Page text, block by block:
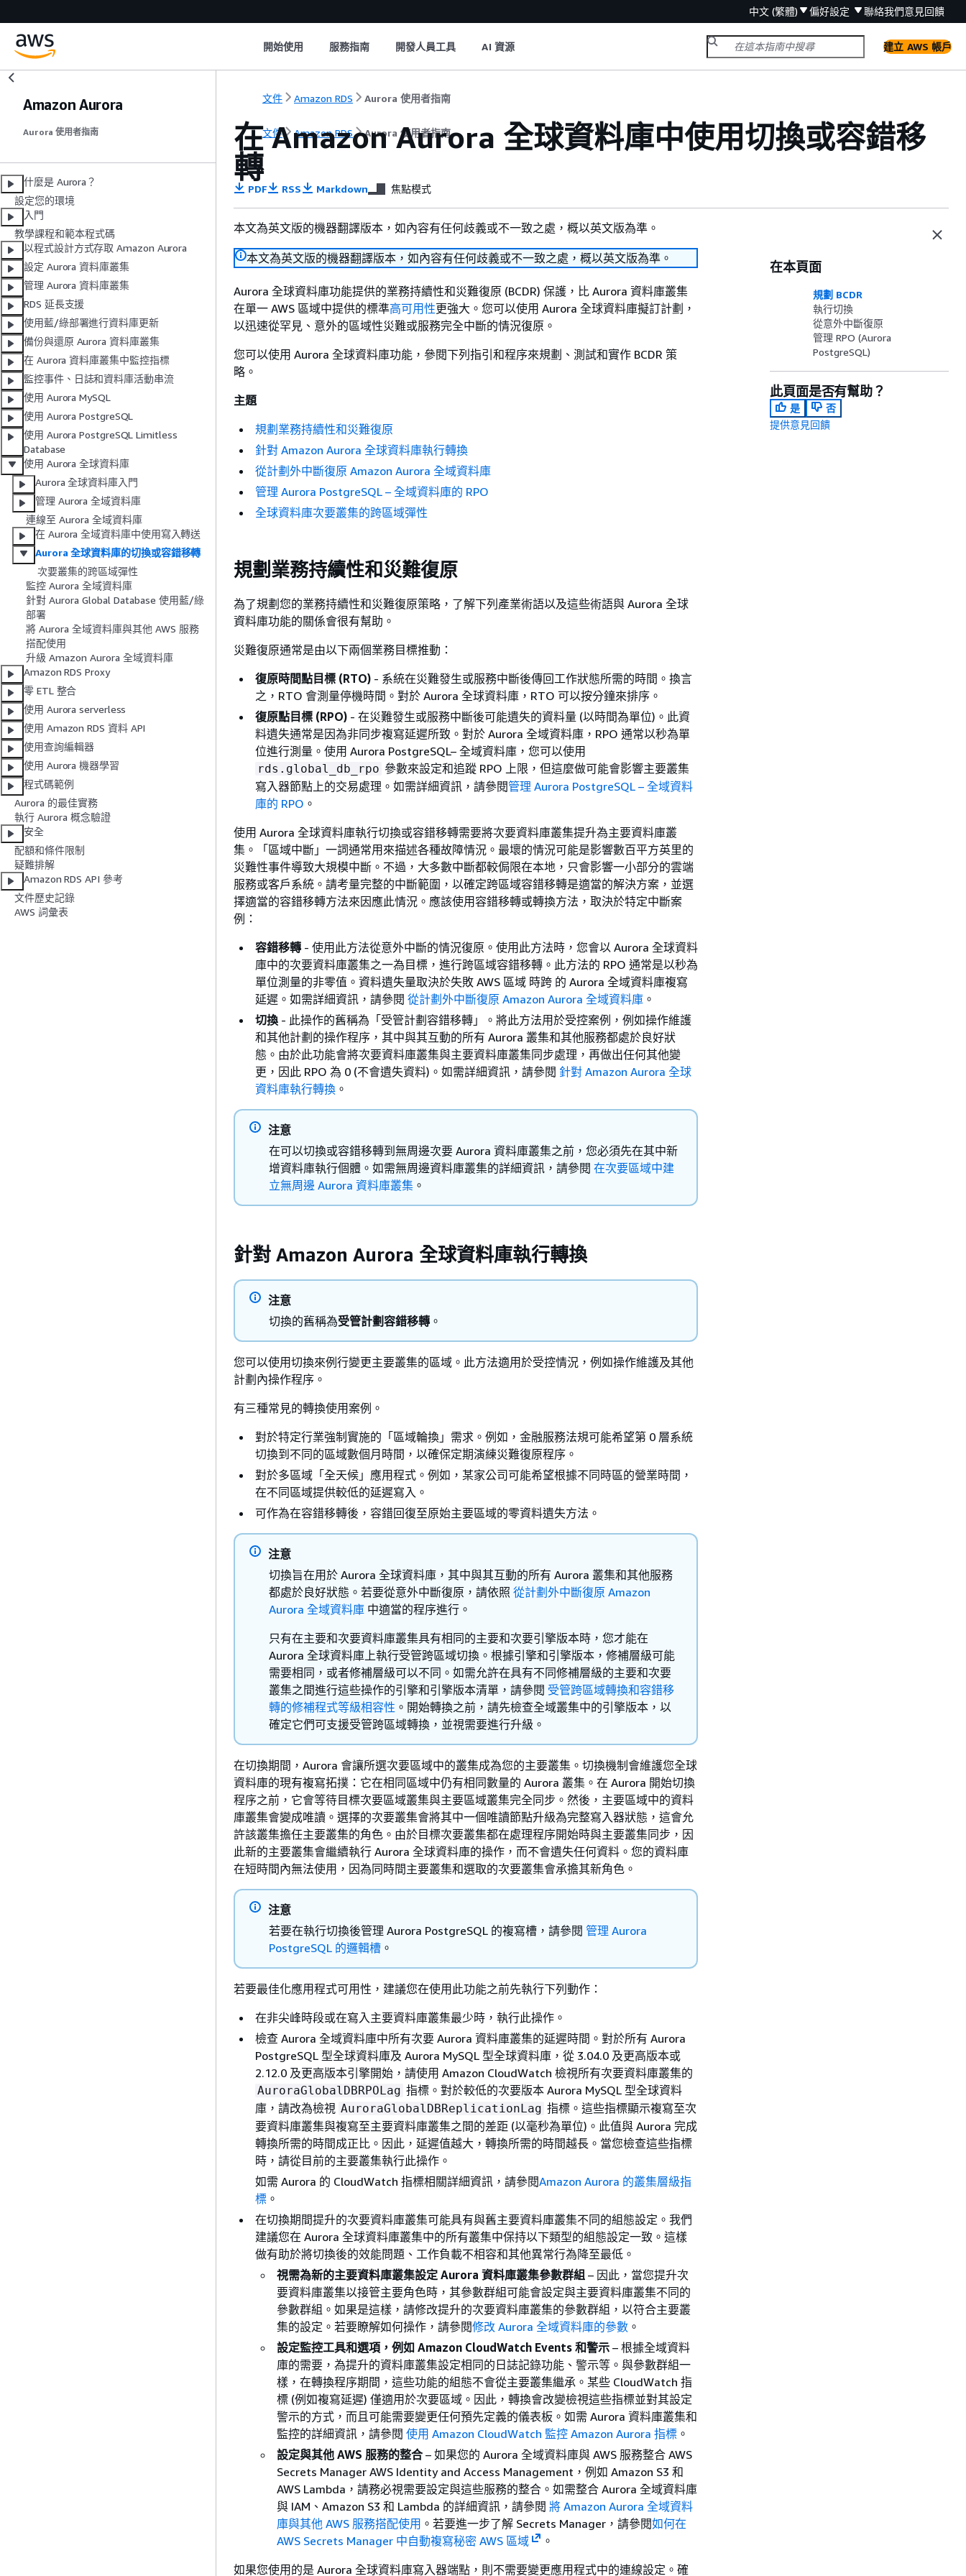
中文 (繁體) 偏好設定 聯絡我們意見回饋
開始使用 服務指南 開發人員工具 AI 資源 建立 AWS 帳戶
Amazon Aurora
Aurora 使用者指南
什麼是 Aurora？
設定您的環境
入門
教學課程和範本程式碼
以程式設計方式存取 Amazon Aurora
設定 Aurora 資料庫叢集
管理 Aurora 資料庫叢集
RDS 延長支援
使用藍/綠部署進行資料庫更新
備份與還原 Aurora 資料庫叢集
在 Aurora 資料庫叢集中監控指標
監控事件、日誌和資料庫活動串流
使用 Aurora MySQL
使用 Aurora PostgreSQL
使用 Aurora PostgreSQL Limitless
Database
使用 Aurora 全球資料庫
Aurora 全球資料庫入門
管理 Aurora 全域資料庫
連線至 Aurora 全域資料庫
在 Aurora 全域資料庫中使用寫入轉送
Aurora 全球資料庫的切換或容錯移轉
次要叢集的跨區域彈性
監控 Aurora 全域資料庫
針對 Aurora Global Database 使用藍/綠
部署
將 Aurora 全域資料庫與其他 AWS 服務
搭配使用
升級 Amazon Aurora 全域資料庫
Amazon RDS Proxy
零 ETL 整合
使用 Aurora serverless
使用 Amazon RDS 資料 API
使用查詢編輯器
使用 Aurora 機器學習
程式碼範例
Aurora 的最佳實務
執行 Aurora 概念驗證
安全
配額和條件限制
疑難排解
Amazon RDS API 參考
文件歷史記錄
AWS 詞彙表
文件 Amazon RDS Aurora 使用者指南
文件 Amazon RDS Aurora 使用者指南
在 Amazon Aurora 全球資料庫中使用切換或容錯移
轉
PDF RSS Markdown 焦點模式
本文為英文版的機器翻譯版本，如內容有任何歧義或不一致之處，概以英文版為準。
本文為英文版的機器翻譯版本，如內容有任何歧義或不一致之處，概以英文版為準。
Aurora 全球資料庫功能提供的業務持續性和災難復原 (BCDR) 保護，比 Aurora 資料庫叢集
在單一 AWS 區域中提供的標準高可用性更強大。您可以使用 Aurora 全球資料庫擬訂計劃，
以迅速從罕見、意外的區域性災難或服務完全中斷的情況復原。
您可以使用 Aurora 全球資料庫功能，參閱下列指引和程序來規劃、測試和實作 BCDR 策
略。
主題
規劃業務持續性和災難復原
針對 Amazon Aurora 全球資料庫執行轉換
從計劃外中斷復原 Amazon Aurora 全域資料庫
管理 Aurora PostgreSQL – 全域資料庫的 RPO
全球資料庫次要叢集的跨區域彈性
規劃業務持續性和災難復原
為了規劃您的業務持續性和災難復原策略，了解下列產業術語以及這些術語與 Aurora 全球
資料庫功能的關係會很有幫助。
災難復原通常是由以下兩個業務目標推動：
復原時間點目標 (RTO) - 系統在災難發生或服務中斷後傳回工作狀態所需的時間。換言
之，RTO 會測量停機時間。對於 Aurora 全球資料庫，RTO 可以按分鐘來排序。
復原點目標 (RPO) - 在災難發生或服務中斷後可能遺失的資料量 (以時間為單位)。此資
料遺失通常是因為非同步複寫延遲所致。對於 Aurora 全域資料庫，RPO 通常以秒為單
位進行測量。使用 Aurora PostgreSQL– 全域資料庫，您可以使用
rds.global_db_rpo 參數來設定和追蹤 RPO 上限，但這麼做可能會影響主要叢集
寫入器節點上的交易處理。如需詳細資訊，請參閱管理 Aurora PostgreSQL – 全域資料
庫的 RPO 。
使用 Aurora 全球資料庫執行切換或容錯移轉需要將次要資料庫叢集提升為主要資料庫叢
集。「區域中斷」一詞通常用來描述各種故障情況。最壞的情況可能是影響數百平方英里的
災難性事件導致大規模中斷。不過，大多數中斷都較侷限在本地，只會影響一小部分的雲端
服務或客戶系統。請考量完整的中斷範圍，以確定跨區域容錯移轉是適當的解決方案，並選
擇適當的容錯移轉方法來因應此情況。應該使用容錯移轉或轉換方法，取決於特定中斷案
例：
容錯移轉 - 使用此方法從意外中斷的情況復原。使用此方法時，您會以 Aurora 全球資料
庫中的次要資料庫叢集之一為目標，進行跨區域容錯移轉。此方法的 RPO 通常是以秒為
單位測量的非零值。資料遺失量取決於失敗 AWS 區域 時跨 的 Aurora 全域資料庫複寫
延遲。如需詳細資訊，請參閱 從計劃外中斷復原 Amazon Aurora 全域資料庫 。
切換 - 此操作的舊稱為「受管計劃容錯移轉」。將此方法用於受控案例，例如操作維護
和其他計劃的操作程序，其中與其互動的所有 Aurora 叢集和其他服務都處於良好狀
態。由於此功能會將次要資料庫叢集與主要資料庫叢集同步處理，再做出任何其他變
更，因此 RPO 為 0 (不會遺失資料)。如需詳細資訊，請參閱 針對 Amazon Aurora 全球
資料庫執行轉換 。
注意
在可以切換或容錯移轉到無周邊次要 Aurora 資料庫叢集之前，您必須先在其中新
增資料庫執行個體。如需無周邊資料庫叢集的詳細資訊，請參閱 在次要區域中建
立無周邊 Aurora 資料庫叢集 。
針對 Amazon Aurora 全球資料庫執行轉換
注意
切換的舊稱為受管計劃容錯移轉 。
您可以使用切換來例行變更主要叢集的區域。此方法適用於受控情況，例如操作維護及其他
計劃內操作程序。
有三種常見的轉換使用案例。
對於特定行業強制實施的「區域輪換」需求。例如，金融服務法規可能希望第 0 層系統
切換到不同的區域數個月時間，以確保定期演練災難復原程序。
對於多區域「全天候」應用程式。例如，某家公司可能希望根據不同時區的營業時間，
在不同區域提供較低的延遲寫入。
可作為在容錯移轉後，容錯回復至原始主要區域的零資料遺失方法。
注意
切換旨在用於 Aurora 全球資料庫，其中與其互動的所有 Aurora 叢集和其他服務
都處於良好狀態。若要從意外中斷復原，請依照 從計劃外中斷復原 Amazon
Aurora 全域資料庫 中適當的程序進行。
只有在主要和次要資料庫叢集具有相同的主要和次要引擎版本時，您才能在
Aurora 全球資料庫上執行受管跨區域切換。根據引擎和引擎版本，修補層級可能
需要相同，或者修補層級可以不同。如需允許在具有不同修補層級的主要和次要
叢集之間進行這些操作的引擎和引擎版本清單，請參閱 受管跨區域轉換和容錯移
轉的修補程式等級相容性 。開始轉換之前，請先檢查全域叢集中的引擎版本，以
確定它們可支援受管跨區域轉換，並視需要進行升級。
在切換期間，Aurora 會讓所選次要區域中的叢集成為您的主要叢集。切換機制會維護您全球
資料庫的現有複寫拓撲：它在相同區域中仍有相同數量的 Aurora 叢集。在 Aurora 開始切換
程序之前，它會等待目標次要區域叢集與主要區域叢集完全同步。然後，主要區域中的資料
庫叢集會變成唯讀。選擇的次要叢集會將其中一個唯讀節點升級為完整寫入器狀態，這會允
許該叢集擔任主要叢集的角色。由於目標次要叢集都在處理程序開始時與主要叢集同步，因
此新的主要叢集會繼續執行 Aurora 全球資料庫的操作，而不會遺失任何資料。您的資料庫
在短時間內無法使用，因為同時間主要叢集和選取的次要叢集會承擔其新角色。
注意
若要在執行切換後管理 Aurora PostgreSQL 的複寫槽，請參閱 管理 Aurora
PostgreSQL 的邏輯槽 。
若要最佳化應用程式可用性，建議您在使用此功能之前先執行下列動作：
在非尖峰時段或在寫入主要資料庫叢集最少時，執行此操作。
檢查 Aurora 全域資料庫中所有次要 Aurora 資料庫叢集的延遲時間。對於所有 Aurora
PostgreSQL 型全球資料庫及 Aurora MySQL 型全球資料庫，從 3.04.0 及更高版本或
2.12.0 及更高版本引擎開始，請使用 Amazon CloudWatch 檢視所有次要資料庫叢集的
AuroraGlobalDBRPOLag 指標。對於較低的次要版本 Aurora MySQL 型全球資料
庫，請改為檢視 AuroraGlobalDBReplicationLag 指標。這些指標顯示複寫至次
要資料庫叢集與複寫至主要資料庫叢集之間的差距 (以毫秒為單位)。此值與 Aurora 完成
轉換所需的時間成正比。因此，延遲值越大，轉換所需的時間越長。當您檢查這些指標
時，請從目前的主要叢集執行此操作。
如需 Aurora 的 CloudWatch 指標相關詳細資訊，請參閱Amazon Aurora 的叢集層級指
標 。
在切換期間提升的次要資料庫叢集可能具有與舊主要資料庫叢集不同的組態設定。我們
建議您在 Aurora 全球資料庫叢集中的所有叢集中保持以下類型的組態設定一致。這樣
做有助於將切換後的效能問題、工作負載不相容和其他異常行為降至最低。
視需為新的主要資料庫叢集設定 Aurora 資料庫叢集參數群組 – 因此，當您提升次
要資料庫叢集以接管主要角色時，其參數群組可能會設定與主要資料庫叢集不同的
參數群組。如果是這樣，請修改提升的次要資料庫叢集的參數群組，以符合主要叢
集的設定。若要瞭解如何操作，請參閱修改 Aurora 全域資料庫的參數 。
設定監控工具和選項，例如 Amazon CloudWatch Events 和警示 – 根據全域資料
庫的需要，為提升的資料庫叢集設定相同的日誌記錄功能、警示等。與參數群組一
樣，在轉換程序期間，這些功能的組態不會從主要叢集繼承。某些 CloudWatch 指
標 (例如複寫延遲) 僅適用於次要區域。因此，轉換會改變檢視這些指標並對其設定
警示的方式，而且可能需要變更任何預先定義的儀表板。如需 Aurora 資料庫叢集和
監控的詳細資訊，請參閱 使用 Amazon CloudWatch 監控 Amazon Aurora 指標 。
設定與其他 AWS 服務的整合 – 如果您的 Aurora 全域資料庫與 AWS 服務整合 AWS
Secrets Manager AWS Identity and Access Management，例如 Amazon S3 和
AWS Lambda，請務必視需要設定與這些服務的整合。如需整合 Aurora 全域資料庫
與 IAM、Amazon S3 和 Lambda 的詳細資訊，請參閱 將 Amazon Aurora 全域資料
庫與其他 AWS 服務搭配使用 。若要進一步了解 Secrets Manager，請參閱如何在
AWS Secrets Manager 中自動複寫秘密 AWS 區域
。
如果您使用的是 Aurora 全球資料庫寫入器端點，則不需要變更應用程式中的連線設定。確
在本頁面
規劃 BCDR
執行切換
從意外中斷復原
管理 RPO (Aurora
PostgreSQL)
此頁面是否有幫助？
是
否
提供意見回饋